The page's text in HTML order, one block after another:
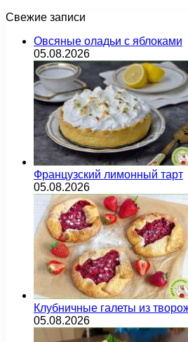
Свежие записи
Овсяные оладьи с яблоками
05.08.2026
Французский лимонный тарт
05.08.2026
Клубничные галеты из
05.08.2026